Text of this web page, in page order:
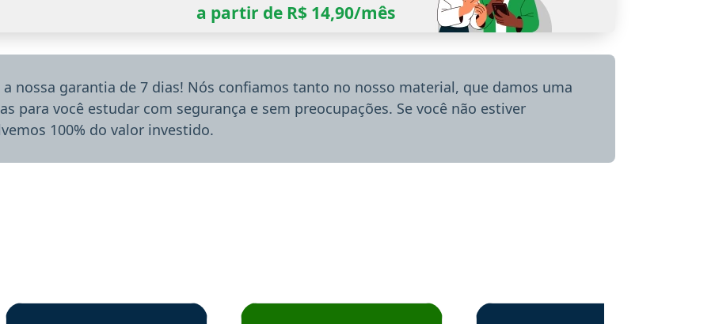
a partir de R$ 14,90/mês
a nossa garantia de 7 dias! Nós confiamos tanto no nosso material, que damos uma
para você estudar com segurança e sem preocupações. Se você não estiver
100% do valor investido.
em depoimento
Estudante Sergio recomenda o Aprova Concursos em depoimentoEstudante Mário recomenda o Aprova Concursos em depoimentoEstudante Alessandra recomenda o Aprova